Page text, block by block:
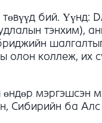
бий. Үүнд:
тэнхим),
коллеж, их
мэргэшсэн
Сибирийн ба